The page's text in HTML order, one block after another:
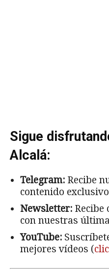
Sigue
Alcalá:
Telegram: Recibe
contenido
Newsletter: Recibe
con nuestras
YouTube:
mejores vídeos (